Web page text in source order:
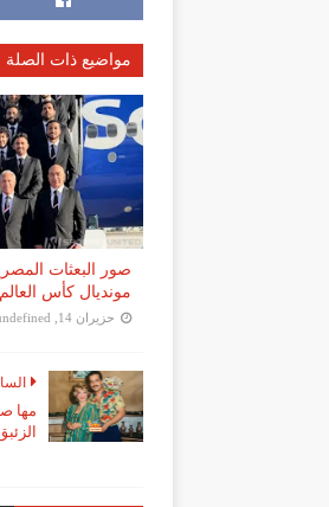
مواضيع ذات الصلة
مونديال كأس العالم1934الى2026
حزيران 14, 2026
مها